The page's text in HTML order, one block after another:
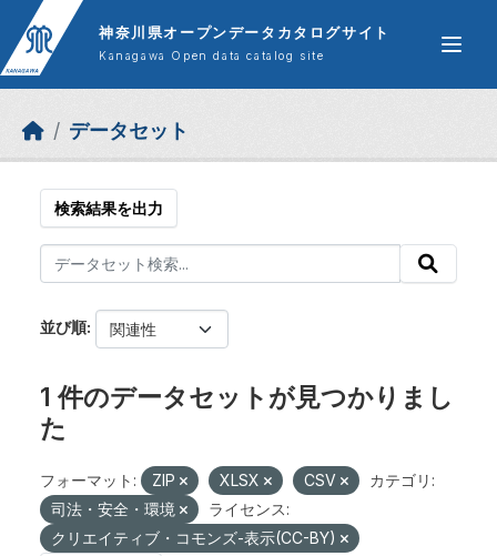
Skip to main content
神奈川県オープンデータカタログサイト
Kanagawa Open data catalog site
データセット
検索結果を出力
並び順
1 件のデータセットが見つかりまし
た
フォーマット: ZIP XLSX CSV
カテゴリ:
司法・安全・環境
ライセンス:
クリエイティブ・コモンズ-表示(CC-BY)